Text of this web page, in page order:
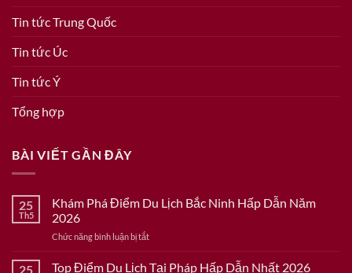
Tin tức Trung Quốc
Tin tức Úc
Tin tức Ý
Tổng hợp
BÀI VIẾT GẦN ĐÂY
25
Th5
Khám Phá Điểm Du Lịch Bắc Ninh Hấp Dẫn Năm
2026
Chức năng bình luận bị tắtở
Phá
25 Top Điểm Du Lịch Tại Pháp Hấp Dẫn Nhất 2026